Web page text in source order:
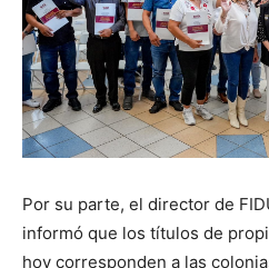
Por su parte, el director de
informó que los títulos de
hoy corresponden a las